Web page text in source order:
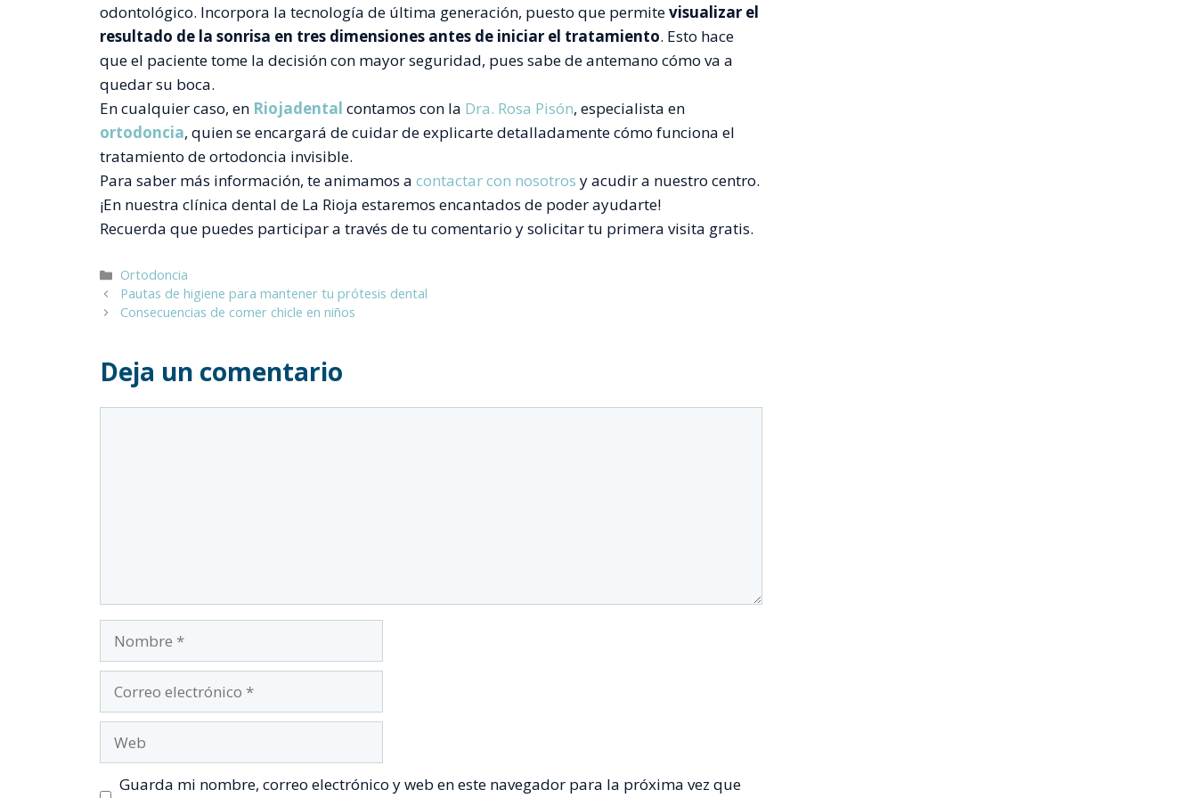
odontológico. Incorpora la tecnología de última generación, puesto que permitevisualizar el
resultado de la sonrisa en tres dimensiones antes de iniciar el tratamiento. Esto hace
que el paciente tome la decisión con mayor seguridad, pues sabe de antemano cómo va a
quedar su boca.
En cualquier caso, en Riojadental contamos con la Dra. Rosa Pisón, especialista en
ortodoncia, quien se encargará de cuidar de explicarte detalladamente cómo funciona el
tratamiento de ortodoncia invisible.
Para saber más información, te animamos a contactar con nosotros y acudir a nuestro centro.
¡En nuestra clínica dental de La Rioja estaremos encantados de poder ayudarte!
Recuerda que puedes participar a través de tu comentario y solicitar tu primera visita gratis.
Categorías
Ortodoncia
Pautas de higiene para mantener tu prótesis dental
Consecuencias de comer chicle en niños
Deja un comentario
Nombre
Correo
Web
Guarda mi nombre, correo electrónico y web en este navegador para la próxima vez que